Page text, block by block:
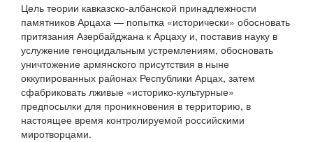
Цель теории кавказско-албанской принадлежности
памятников Арцаха — попытка «исторически» обосновать
притязания Азербайджана к Арцаху и, поставив науку в
услужение геноцидальным устремлениям, обосновать
уничтожение армянского присутствия в ныне
оккупированных районах Республики Арцах, затем
сфабриковать лживые «историко-культурные»
предпосылки для проникновения в территорию, в
настоящее время контролируемой российскими
миротворцами.